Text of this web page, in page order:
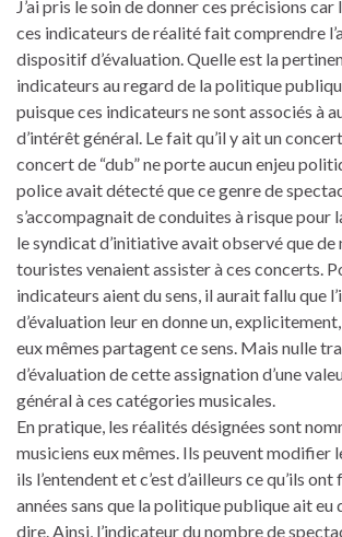
J’ai pris le soin de donner ces précisions car
ces indicateurs de réalité fait comprendre
dispositif d’évaluation. Quelle est la
indicateurs au regard de la politique
puisque ces indicateurs ne sont associés à
d’intérêt général. Le fait qu’il y ait un
concert de “dub” ne porte aucun enjeu
police avait détecté que ce genre de
s’accompagnait de conduites à risque pour
le syndicat d’initiative avait observé que de
touristes venaient assister à ces concerts.
indicateurs aient du sens, il aurait fallu que
d’évaluation leur en donne un,
eux mêmes partagent ce sens. Mais nulle
d’évaluation de cette assignation d’une
général à ces catégories musicales.
En pratique, les réalités désignées sont
musiciens eux mêmes. Ils peuvent modifier
ils l’entendent et c’est d’ailleurs ce qu’ils
années sans que la politique publique ait eu
dire. Ainsi, l’indicateur du nombre de